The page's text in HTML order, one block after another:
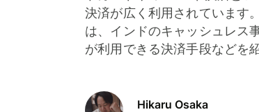
決済が広く利用されています
は、インドのキャッシュレス
が利用できる決済手段などを
Hikaru Osaka